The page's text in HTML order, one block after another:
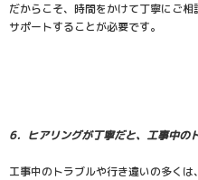
だからこそ、時間をかけて丁寧にご
サポートすることが必要です。
6．ヒアリングが丁寧だと、工事中の
工事中のトラブルや行き違いの多くは